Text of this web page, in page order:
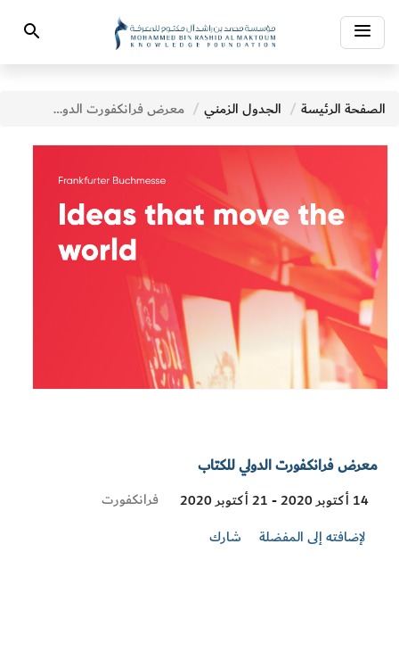
Toggle
navigation
Search
الصفحة الرئيسة الجدول الزمني معرض فرانكفورت الدولي للكتاب
معرض فرانكفورت الدولي للكتاب
14 أكتوبر 2020 - 21 أكتوبر 2020
Visit
فرانكفورت
لإضافته إلى المفضلة
شارك